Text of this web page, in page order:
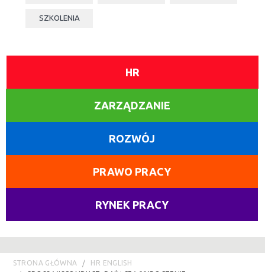
SZKOLENIA
HR
ZARZĄDZANIE
ROZWÓJ
PRAWO PRACY
RYNEK PRACY
STRONA GŁÓWNA
HR ENGLISH